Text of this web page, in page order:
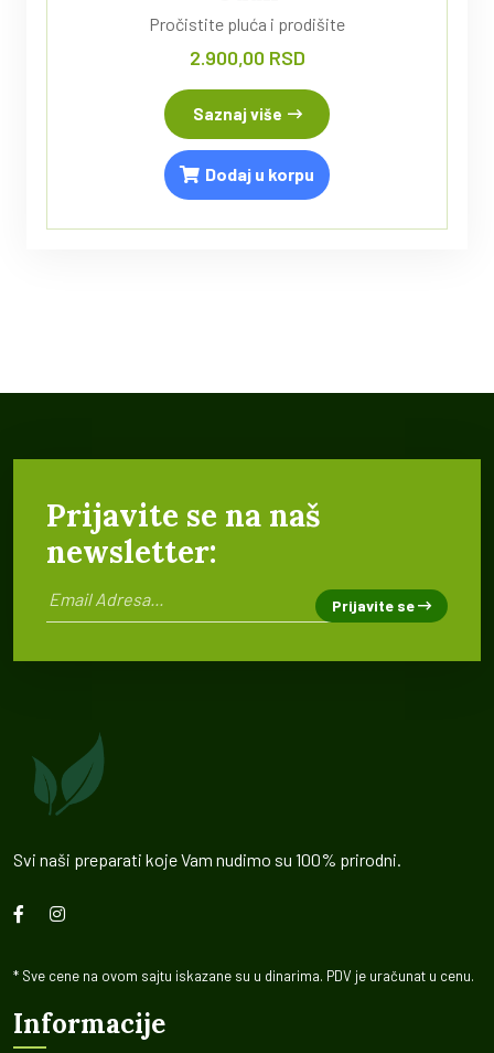
Pročistite pluća i prodišite
2.900,00 RSD
Saznaj više
Dodaj u korpu
Prijavite se na naš
newsletter:
Prijavite se
Svi naši preparati koje Vam nudimo su 100% prirodni.
* Sve cene na ovom sajtu iskazane su u dinarima. PDV je uračunat u cenu.
Informacije